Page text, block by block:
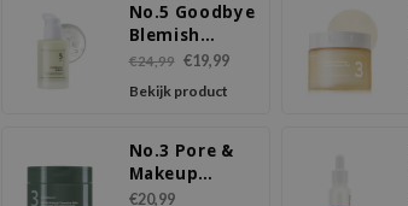
No.5 Goodbye
Blemish
Serum
€24,99 €19,99
Bekijk product
No.3 Pore &
Makeup
Cleansing
€20,99